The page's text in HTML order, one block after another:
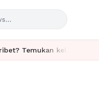
kelas seru dan